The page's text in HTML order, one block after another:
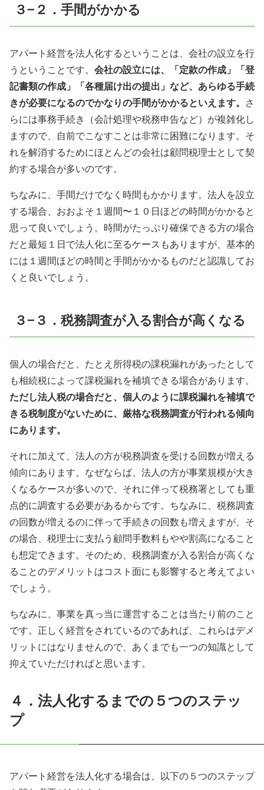
３−２．手間がかかる
アパート経営を法人化するということは、会社の設立を行
うということです。 会社の設立には、「定款の作成」「登
記書類の作成」「各種届け出の提出」など、あらゆる手続
きが必要になるのでかなりの手間がかかるといえます。
さ
らには事務手続き（会計処理や税務申告など）が複雑化し
ますので、自前でこなすことは非常に困難になります。そ
れを解消するためにほとんどの会社は顧問税理士として契
約する場合が多いのです。
ちなみに、手間だけでなく時間もかかります。法人を設立
する場合、おおよそ１週間〜１０日ほどの時間がかかると
思って良いでしょう。時間がたっぷり確保できる方の場合
だと最短１日で法人化に至るケースもありますが、基本的
には１週間ほどの時間と手間がかかるものだと認識してお
くと良いでしょう。
３−３．税務調査が入る割合が高くなる
個人の場合だと、たとえ所得税の課税漏れがあったとして
も相続税によって課税漏れを補填できる場合があります。
ただし法人税の場合だと、個人のように課税漏れを補填で
きる税制度がないために、厳格な税務調査が行われる傾向
にあります。
それに加えて、法人の方が税務調査を受ける回数が増える
傾向にあります。なぜならば、法人の方が事業規模が大き
くなるケースが多いので、それに伴って税務署としても重
点的に調査する必要があるからです。ちなみに、税務調査
の回数が増えるのに伴って手続きの回数も増えますが、そ
の場合、税理士に支払う顧問手数料もやや割高になること
も想定できます。そのため、税務調査が入る割合が高くな
ることのデメリットはコスト面にも影響すると考えてよい
でしょう。
ちなみに、事業を真っ当に運営することは当たり前のこと
です。正しく経営をされているのであれば、これらはデメ
リットにはなりませんので、あくまでも一つの知識として
抑えていただければと思います。
４．法人化するまでの５つのステッ
プ
アパート経営を法人化する場合は、以下の５つのステップ